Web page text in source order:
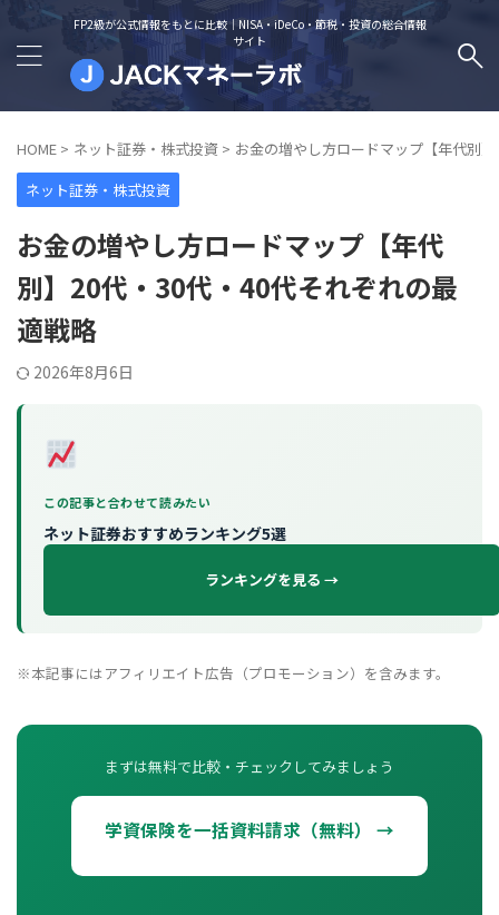
FP2級が公式情報をもとに比較｜NISA・iDeCo・節税・投資の総合情報
サイト
HOME > ネット証券・株式投資 > お金の増やし方ロードマップ【年代別
ネット証券・株式投資
お金の増やし方ロードマップ【年代
別】20代・30代・40代それぞれの最
適戦略
2026年8月6日
この記事と合わせて読みたい
ネット証券おすすめランキング5選
ランキングを見る →
※本記事にはアフィリエイト広告（プロモーション）を含みます。
まずは無料で比較・チェックしてみましょう
学資保険を一括資料請求（無料） →